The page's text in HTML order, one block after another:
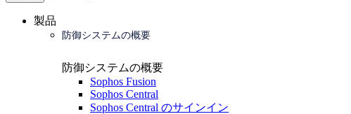
製品
防御システムの概要
防御システムの概要
Sophos Fusion
Sophos Central
Sophos Central のサインイン